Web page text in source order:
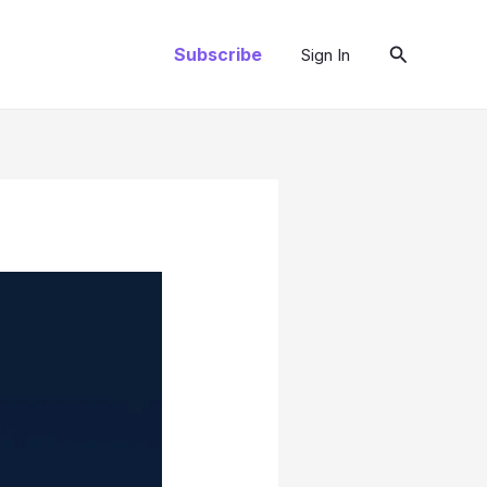
Subscribe Sign In Search